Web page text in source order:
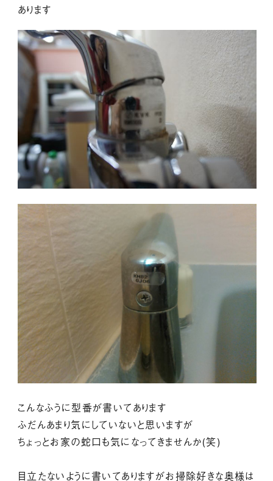
あります
こんなふうに型番が書いてあります
ふだんあまり気にしていないと思いますが
ちょっとお家の蛇口も気になってきませんか(笑)
目立たないように書いてありますがお掃除好きな奥様は